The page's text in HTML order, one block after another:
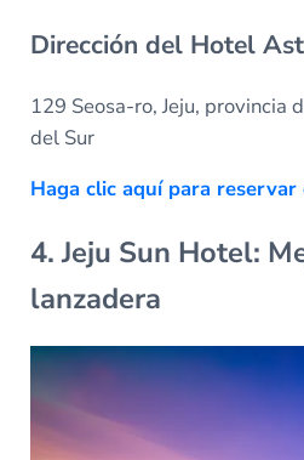
Dirección del Hotel
129 Seosa-ro, Jeju, provincia
del Sur
Haga clic aquí para
4. Jeju Sun Hotel:
lanzadera